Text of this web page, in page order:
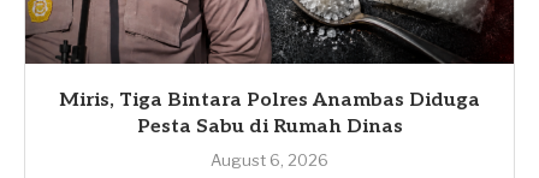
Miris, Tiga Bintara Polres Anambas Diduga
Pesta Sabu di Rumah Dinas
August 6, 2026